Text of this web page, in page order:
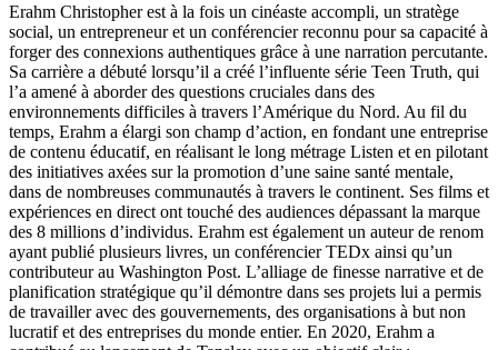
Erahm Christopher est à la fois un cinéaste accompli, un stratège
social, un entrepreneur et un conférencier reconnu pour sa capacité à
forger des connexions authentiques grâce à une narration percutante.
Sa carrière a débuté lorsqu’il a créé l’influente série Teen Truth, qui
l’a amené à aborder des questions cruciales dans des
environnements difficiles à travers l’Amérique du Nord. Au fil du
temps, Erahm a élargi son champ d’action, en fondant une entreprise
de contenu éducatif, en réalisant le long métrage Listen et en pilotant
des initiatives axées sur la promotion d’une saine santé mentale,
dans de nombreuses communautés à travers le continent. Ses films et
expériences en direct ont touché des audiences dépassant la marque
des 8 millions d’individus. Erahm est également un auteur de renom
ayant publié plusieurs livres, un conférencier TEDx ainsi qu’un
contributeur au Washington Post. L’alliage de finesse narrative et de
planification stratégique qu’il démontre dans ses projets lui a permis
de travailler avec des gouvernements, des organisations à but non
lucratif et des entreprises du monde entier. En 2020, Erahm a